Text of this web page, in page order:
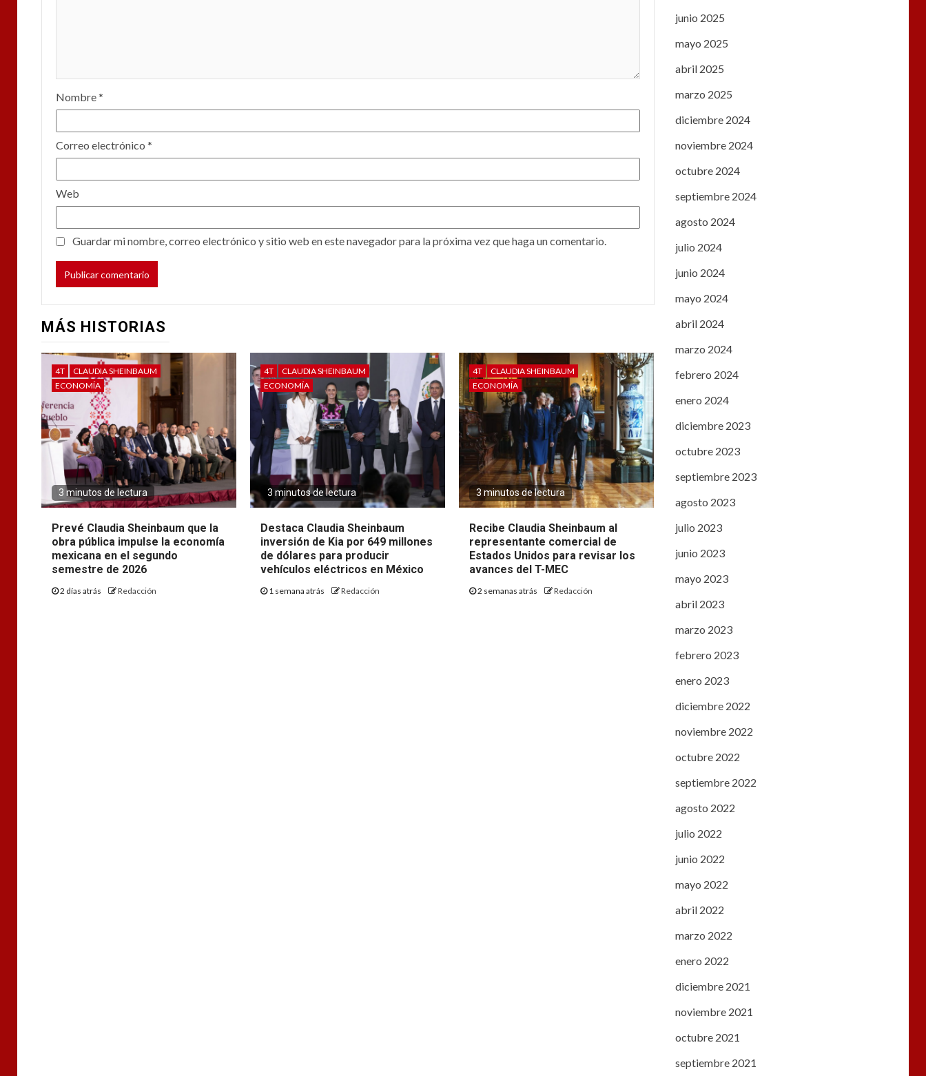
Nombre*
Correo electrónico *
Web
Guardar mi nombre, correo electrónico y sitio web en este navegador para la próxima vez que haga un comentario.
MÁS HISTORIAS
4T
CLAUDIA SHEINBAUM
ECONOMÍA
3 minutos de lectura
Prevé Claudia Sheinbaum que la
obra pública impulse la economía
mexicana en el segundo
semestre de 2026
2 días atrás Redacción
4T
CLAUDIA SHEINBAUM
ECONOMÍA
3 minutos de lectura
Destaca Claudia Sheinbaum
inversión de Kia por 649 millones
de dólares para producir
vehículos eléctricos en México
1 semana atrás Redacción
4T
CLAUDIA SHEINBAUM
ECONOMÍA
3 minutos de lectura
Recibe Claudia Sheinbaum al
representante comercial de
Estados Unidos para revisar los
avances del T-MEC
2 semanas atrás Redacción
junio 2025
mayo 2025
abril 2025
marzo 2025
diciembre 2024
noviembre 2024
octubre 2024
septiembre 2024
agosto 2024
julio 2024
junio 2024
mayo 2024
abril 2024
marzo 2024
febrero 2024
enero 2024
diciembre 2023
octubre 2023
septiembre 2023
agosto 2023
julio 2023
junio 2023
mayo 2023
abril 2023
marzo 2023
febrero 2023
enero 2023
diciembre 2022
noviembre 2022
octubre 2022
septiembre 2022
agosto 2022
julio 2022
junio 2022
mayo 2022
abril 2022
marzo 2022
enero 2022
diciembre 2021
noviembre 2021
octubre 2021
septiembre 2021